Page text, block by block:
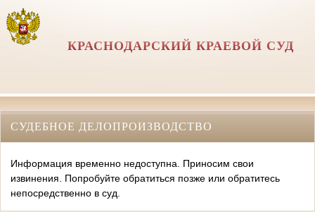
КРАСНОДАРСКИЙ КРАЕВОЙ СУД
СУДЕБНОЕ ДЕЛОПРОИЗВОДСТВО
Информация временно недоступна. Приносим свои
извинения. Попробуйте обратиться позже или обратитесь
непосредственно в суд.